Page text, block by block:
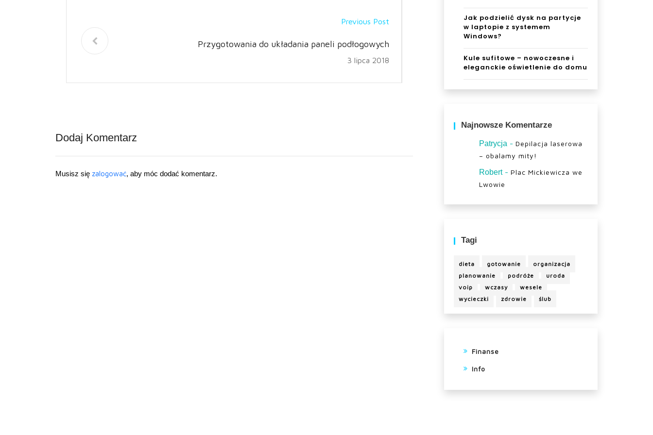
Previous Post
Przygotowania do układania paneli podłogowych
3 lipca 2018
Dodaj Komentarz
Musisz się zalogować, aby móc dodać komentarz.
Jak podzielić dysk na partycje
w laptopie z systemem
Windows?
Kule sufitowe – nowoczesne i
eleganckie oświetlenie do domu
Najnowsze Komentarze
Patrycja - Depilacja laserowa
– obalamy mity!
Robert- Plac Mickiewicza we
Lwowie
Tagi
dieta gotowanie
organizacja
planowanie
podróże
uroda
voip
wczasy
wesele
wycieczki
zdrowie ślub
Finanse
Info